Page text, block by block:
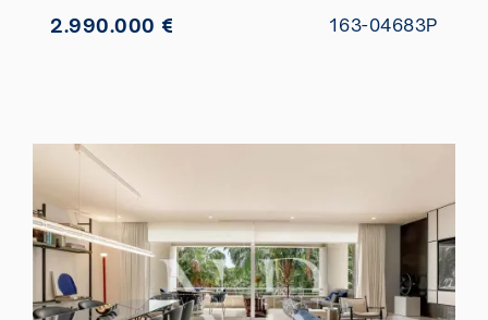
2.990.000 € 163-04683P